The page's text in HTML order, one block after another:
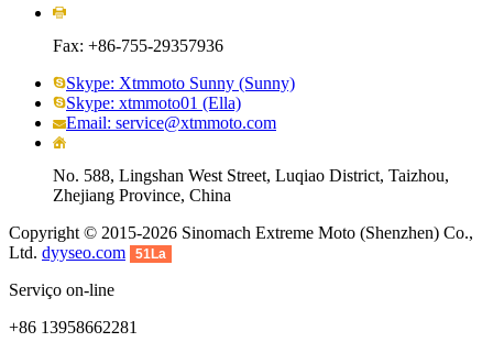
Fax: +86-755-29357936
Skype: Xtmmoto Sunny (Sunny)
Skype: xtmmoto01 (Ella)
Email: service@xtmmoto.com
No. 588, Lingshan West Street, Luqiao District, Taizhou,
Zhejiang Province, China
Copyright © 2015-2026 Sinomach Extreme Moto (Shenzhen) Co.,
Ltd. dyyseo.com 51La
Serviço on-line
+86 13958662281